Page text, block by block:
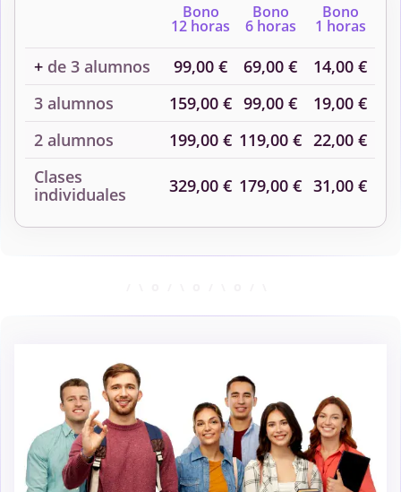
Bono
12 horas
Bono
6 horas
Bono
1 horas
+ de 3 alumnos 99,00 € 69,00 €
14,00 €
3 alumnos
159,00 € 99,00 €
19,00 €
2 alumnos
199,00 € 119,00 € 22,00 €
Clases
individuales
329,00 € 179,00 € 31,00 €